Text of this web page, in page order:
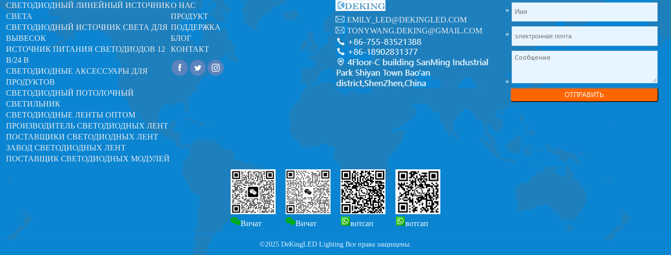
СВЕТОДИОДНЫЙ ЛИНЕЙНЫЙ ИСТОЧНИК
СВЕТА
СВЕТОДИОДНЫЙ ИСТОЧНИК СВЕТА ДЛЯ
ВЫВЕСОК
ИСТОЧНИК ПИТАНИЯ СВЕТОДИОДОВ 12
В/24 В
СВЕТОДИОДНЫЕ АКСЕССУАРЫ ДЛЯ
ПРОДУКТОВ
СВЕТОДИОДНЫЙ ПОТОЛОЧНЫЙ
СВЕТИЛЬНИК
СВЕТОДИОДНЫЕ ЛЕНТЫ ОПТОМ
ПРОИЗВОДИТЕЛЬ СВЕТОДИОДНЫХ ЛЕНТ
ПОСТАВЩИКИ СВЕТОДИОДНЫХ ЛЕНТ
ЗАВОД СВЕТОДИОДНЫХ ЛЕНТ
ПОСТАВЩИК СВЕТОДИОДНЫХ МОДУЛЕЙ
О НАС
ПРОДУКТ
ПОДДЕРЖКА
БЛОГ
КОНТАКТ
EMILY_LED@DEKINGLED.COM
TONYWANG.DEKING@GMAIL.COM
*
*
*
ОТПРАВИТЬ
Вичат Вичат вотсап вотсап
©2025 DeKingLED Lighting Все права защищены.